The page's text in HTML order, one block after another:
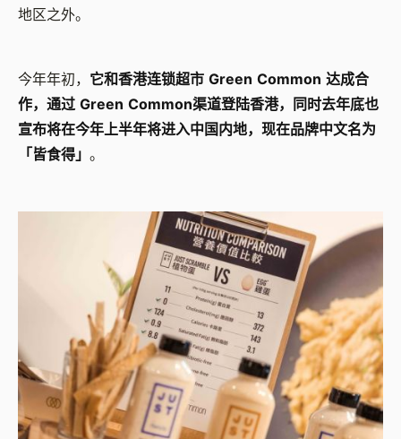
地区之外。
今年年初， 它和香港连锁超市 Green Common 达成合
作，通过 Green Common渠道登陆香港，同时去年底也
宣布将在今年上半年将进入中国内地，现在品牌中文名为
「皆食得」 。